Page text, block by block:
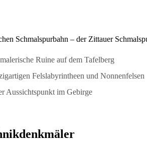
Schmalspurbahn – der Zittauer
Ruine auf dem Tafelberg
Felslabyrintheen und Nonnenfelsen
Aussichtspunkt im Gebirge